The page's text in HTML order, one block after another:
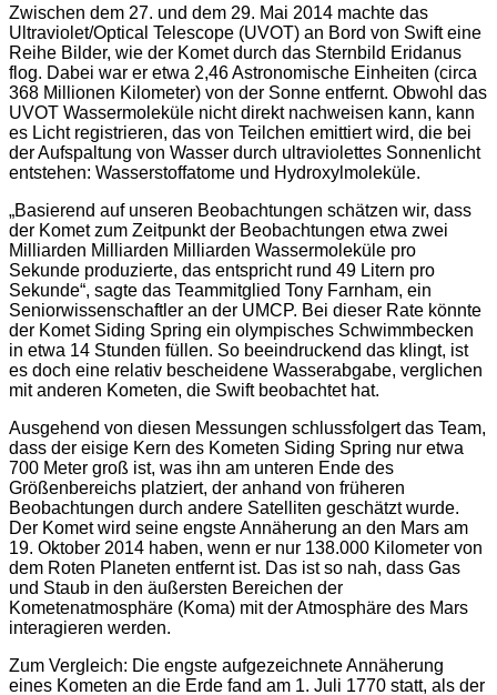
Zwischen dem 27. und dem 29. Mai 2014 machte das
Ultraviolet/Optical Telescope (UVOT) an Bord von Swift eine
Reihe Bilder, wie der Komet durch das Sternbild Eridanus
flog. Dabei war er etwa 2,46 Astronomische Einheiten (circa
368 Millionen Kilometer) von der Sonne entfernt. Obwohl das
UVOT Wassermoleküle nicht direkt nachweisen kann, kann
es Licht registrieren, das von Teilchen emittiert wird, die bei
der Aufspaltung von Wasser durch ultraviolettes Sonnenlicht
entstehen: Wasserstoffatome und Hydroxylmoleküle.
„Basierend auf unseren Beobachtungen schätzen wir, dass
der Komet zum Zeitpunkt der Beobachtungen etwa zwei
Milliarden Milliarden Milliarden Wassermoleküle pro
Sekunde produzierte, das entspricht rund 49 Litern pro
Sekunde“, sagte das Teammitglied Tony Farnham, ein
Seniorwissenschaftler an der UMCP. Bei dieser Rate könnte
der Komet Siding Spring ein olympisches Schwimmbecken
in etwa 14 Stunden füllen. So beeindruckend das klingt, ist
es doch eine relativ bescheidene Wasserabgabe, verglichen
mit anderen Kometen, die Swift beobachtet hat.
Ausgehend von diesen Messungen schlussfolgert das Team,
dass der eisige Kern des Kometen Siding Spring nur etwa
700 Meter groß ist, was ihn am unteren Ende des
Größenbereichs platziert, der anhand von früheren
Beobachtungen durch andere Satelliten geschätzt wurde.
Der Komet wird seine engste Annäherung an den Mars am
19. Oktober 2014 haben, wenn er nur 138.000 Kilometer von
dem Roten Planeten entfernt ist. Das ist so nah, dass Gas
und Staub in den äußersten Bereichen der
Kometenatmosphäre (Koma) mit der Atmosphäre des Mars
interagieren werden.
Zum Vergleich: Die engste aufgezeichnete Annäherung
eines Kometen an die Erde fand am 1. Juli 1770 statt, als der